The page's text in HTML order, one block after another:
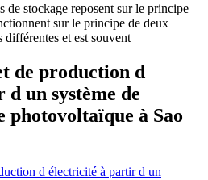
de stockage reposent sur le principe
sur le principe de deux
différentes et est souvent
de production d
un système de
photovoltaïque à Sao